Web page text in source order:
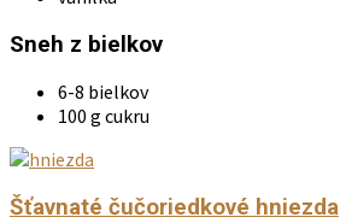
Sneh z bielkov
6-8 bielkov
100 g cukru
Šťavnaté čučoriedkové hniezda